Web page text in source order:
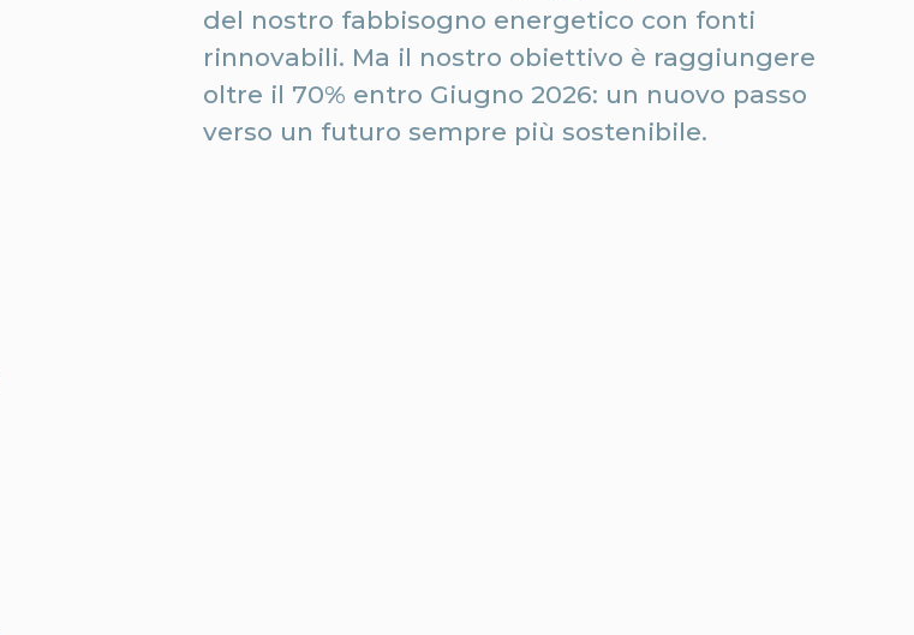
del nostro fabbisogno energetico con fonti
rinnovabili. Ma il nostro obiettivo è raggiungere
oltre il 70% entro Giugno 2026: un nuovo passo
verso un futuro sempre più sostenibile.